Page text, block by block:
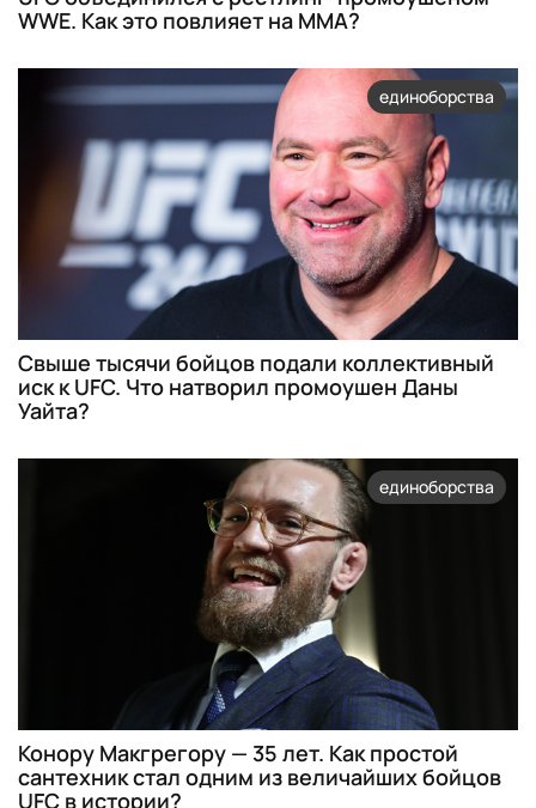
WWE. Как это повлияет на ММА?
единоборства
Свыше тысячи бойцов подали коллективный
иск к UFC. Что натворил промоушен Даны
Уайта?
единоборства
Конору Макгрегору — 35 лет. Как простой
сантехник стал одним из величайших бойцов
UFC в истории?